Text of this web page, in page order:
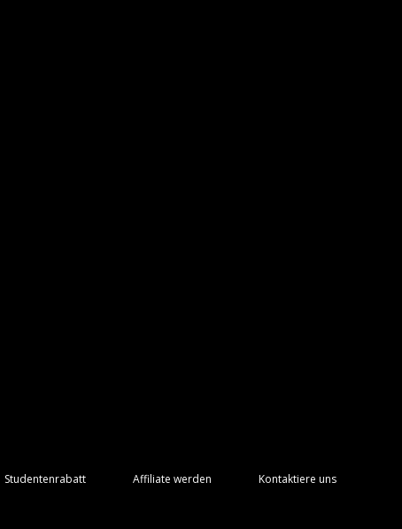
Studentenrabatt Affiliate werden Kontaktiere uns